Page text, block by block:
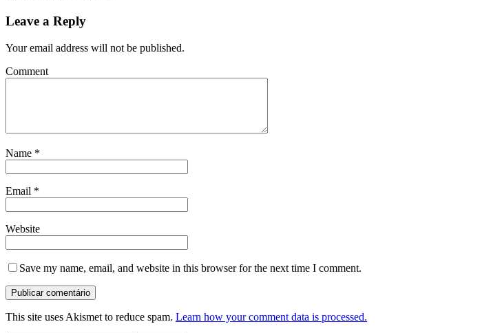
Leave a Reply
Your email address will not be published.
Comment
Name *
Email *
Website
Save my name, email, and website in this browser for the next time I comment.
This site uses Akismet to reduce spam. Learn how your comment data is processed.